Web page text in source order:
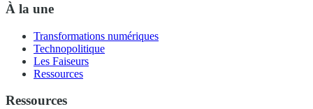
À la une
Transformations numériques
Technopolitique
Les Faiseurs
Ressources
Ressources